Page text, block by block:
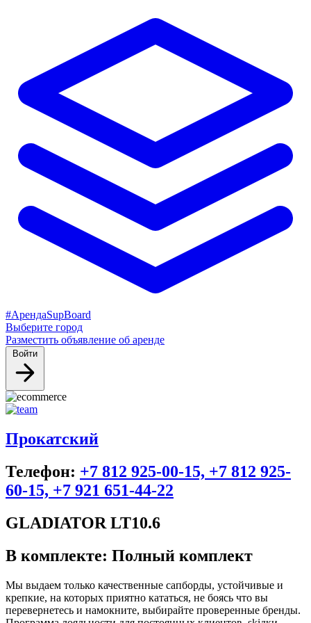
#АрендаSupBoard
Выберите город
Разместить объявление об аренде
Войти
Прокатский
Телефон: +7 812 925-00-15, +7 812 925-
60-15, +7 921 651-44-22
GLADIATOR LT10.6
В комплекте: Полный комплект
Мы выдаем только качественные сапборды, устойчивые и
крепкие, на которых приятно кататься, не боясь что вы
перевернетесь и намокните, выбирайте проверенные бренды.